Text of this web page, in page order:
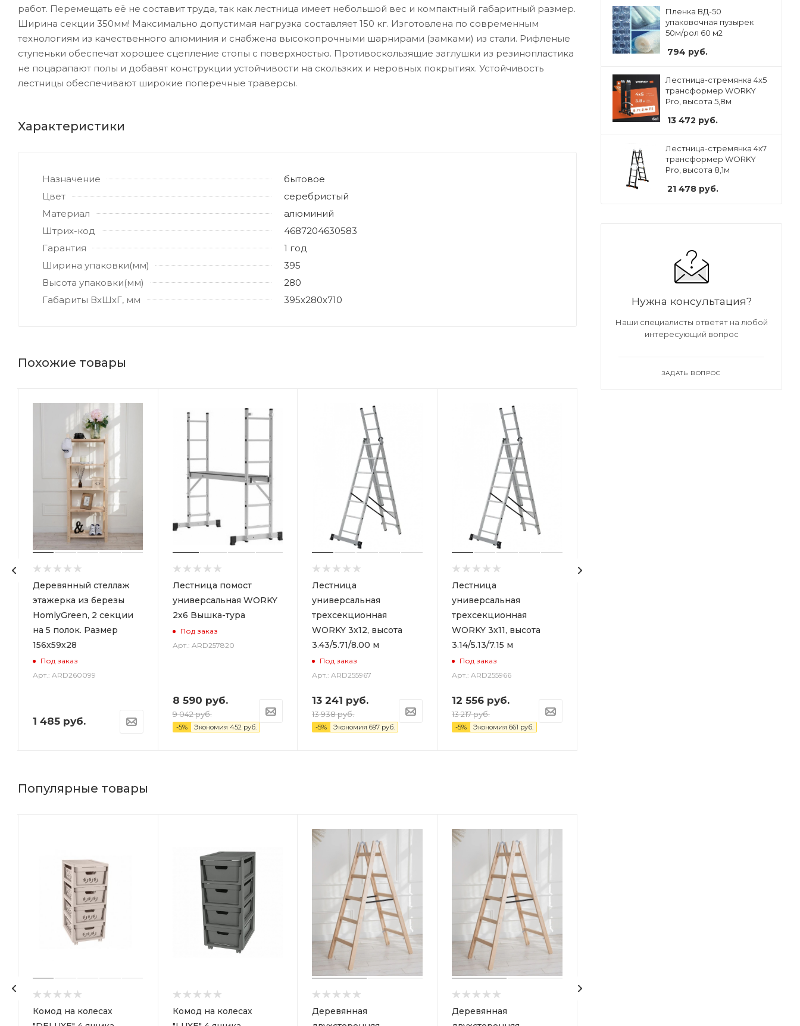
работ. Перемещать её не составит труда, так как лестница имеет небольшой вес и компактный габаритный размер.
Ширина секции 350мм! Максимально допустимая нагрузка составляет 150 кг. Изготовлена по современным
технологиям из качественного алюминия и снабжена высокопрочными шарнирами (замками) из стали. Рифленые
ступеньки обеспечат хорошее сцепление стопы с поверхностью. Противоскользящие заглушки из резинопластика
не поцарапают полы и добавят конструкции устойчивости на скользких и неровных покрытиях. Устойчивость
лестницы обеспечивают широкие поперечные траверсы.
Характеристики
Назначение
бытовое
Цвет
серебристый
Материал
алюминий
Штрих-код
4687204630583
Гарантия
1 год
Ширина упаковки(мм)
395
Высота упаковки(мм)
280
Габариты ВхШхГ, мм
395х280х710
Похожие товары
Деревянный стеллаж
этажерка из березы
HomlyGreen, 2 секции
на 5 полок. Размер
156х59х28
Под заказ
Арт.: ARD260099
1 485руб.
Лестница помост
универсальная WORKY
2х6 Вышка-тура
Под заказ
Арт.: ARD257820
8 590 руб.
9 042руб.
-5% Экономия 452руб.
Лестница
универсальная
трехсекционная
WORKY 3х12, высота
3.43/5.71/8.00 м
Под заказ
Арт.: ARD255967
13 241 руб.
13 938руб.
-5% Экономия 697 руб.
Лестница
универсальная
трехсекционная
WORKY 3х11, высота
3.14/5.13/7.15 м
Под заказ
Арт.: ARD255966
12 556 руб.
13 217руб.
-5% Экономия 661 руб.
Популярные товары
Комод на колесах
Комод на колесах
Деревянная
Деревянная
Пленка ВД-50
упаковочная пузырек
50м/рол 60 м2
794 руб.
Лестница-стремянка 4x5
трансформер WORKY
Pro, высота 5,8м
13 472 руб.
Лестница-стремянка 4x7
трансформер WORKY
Pro, высота 8,1м
21 478 руб.
Нужна консультация?
Наши специалисты ответят на любой
интересующий вопрос
ЗАДАТЬ ВОПРОС